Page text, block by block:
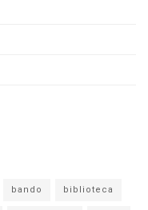
bando biblioteca